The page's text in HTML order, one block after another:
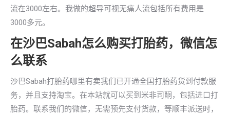
流在3000左右。我做的超导可视无痛人流包括所有费用是
3000多元。
在沙巴Sabah怎么购买打胎药，微信怎
么联系
沙巴Sabah打胎药哪里有卖我们已开通全国打胎药货到付款服
务，并且支持淘宝。在本站就可以买到米非司酮，包括进口打
胎药。联系我们的微信，无需预先支付货款，等顺丰派送时，